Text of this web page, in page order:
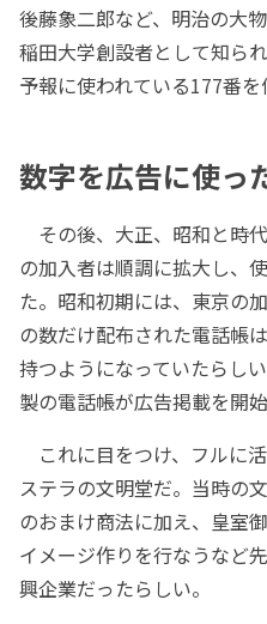
後藤象二郎など、明治の大
稲田大学創設者として知ら
予報に使われている177番を
数字を広告に使っ
その後、大正、昭和と時
の加入者は順調に拡大し、
た。昭和初期には、東京の
の数だけ配布された電話帳
持つようになっていたらし
製の電話帳が広告掲載を開始
これに目をつけ、フルに
ステラの文明堂だ。当時の
のおまけ商法に加え、皇室
イメージ作りを行なうなど
興企業だったらしい。